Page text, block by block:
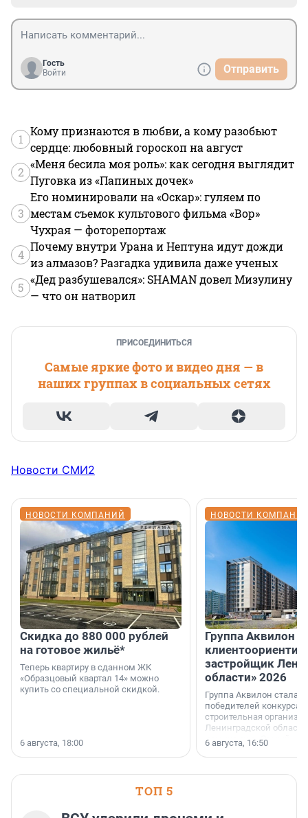
Гость
Войти
Отправить
1
Кому признаются в любви, а кому разобьют
сердце: любовный гороскоп на август
2
«Меня бесила моя роль»: как сегодня выглядит
Пуговка из «Папиных дочек»
3
Его номинировали на «Оскар»: гуляем по
местам съемок культового фильма «Вор»
Чухрая — фоторепортаж
4
Почему внутри Урана и Нептуна идут дожди
из алмазов? Разгадка удивила даже ученых
5
«Дед разбушевался»: SHAMAN довел Мизулину
— что он натворил
ПРИСОЕДИНИТЬСЯ
Самые яркие фото и видео дня — в
наших группах в социальных сетях
Новости СМИ2
НОВОСТИ КОМПАНИЙ
Скидка до 880 000 рублей
на готовое жильё*
Теперь квартиру в сданном ЖК
«Образцовый квартал 14» можно
купить со специальной скидкой.
6 августа, 18:00
НОВОСТИ
Группа Аквилон
застройщик
области» 2026
Группа Аквилон стала
победителей конкурса
строительная
Ленинградской области
номинации «Самый
застройщик
области».
6 августа, 16:50
ТОП 5